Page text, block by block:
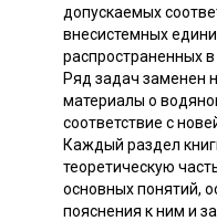
допускаемых
внесистемных
распространенных в
Ряд задач заменен
материалы о
соответствие с
Каждый раздел
теоретическую
основных понятий,
пояснения к ним и